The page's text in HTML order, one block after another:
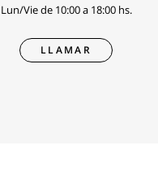
Lun/Vie de 10:00 a 18:00 hs.
LLAMAR